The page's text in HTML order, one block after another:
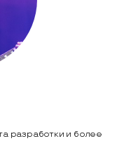
разработки и более